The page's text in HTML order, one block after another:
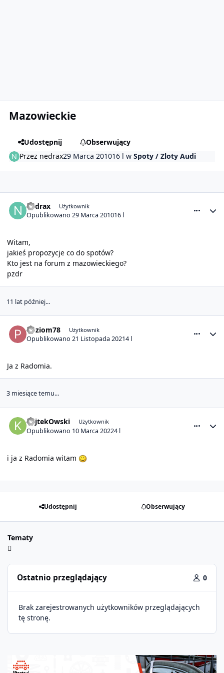
Mazowieckie
Udostępnij
Obserwujący
Przez nedrax29 Marca 201016 lwSpoty / Zloty Audi
nedrax Użytkownik
Opublikowano29 Marca 201016 l
Witam,
jakieś propozycje co do spotów?
Kto jest na forum z mazowieckiego?
pzdr
11 lat później...
Poziom78 Użytkownik
Opublikowano21 Listopada 20214 l
Ja z Radomia.
3 miesiące temu...
KajtekOwski Użytkownik
Opublikowano 10 Marca 20224 l
i ja z Radomia witam
Udostępnij Obserwujący
Tematy
Ostatnio przeglądający 0
Brak zarejestrowanych użytkowników przeglądających
tę stronę.